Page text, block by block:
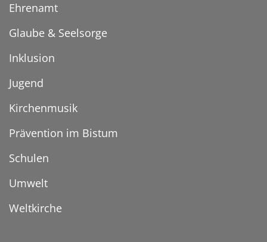
Ehrenamt
Glaube & Seelsorge
Inklusion
Jugend
Kirchenmusik
Prävention im Bistum
Schulen
Umwelt
Weltkirche